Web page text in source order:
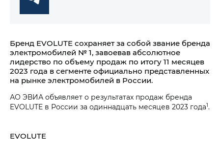
Бренд EVOLUTE сохраняет за собой звание бренда
электромобилей № 1, завоевав абсолютное
лидерство по объему продаж по итогу 11 месяцев
2023 года в сегменте официально представленных
на рынке электромобилей в России.
АО ЭВИА объявляет о результатах продаж бренда
EVOLUTE в России за одиннадцать месяцев 2023 года1.
EVOLUTE